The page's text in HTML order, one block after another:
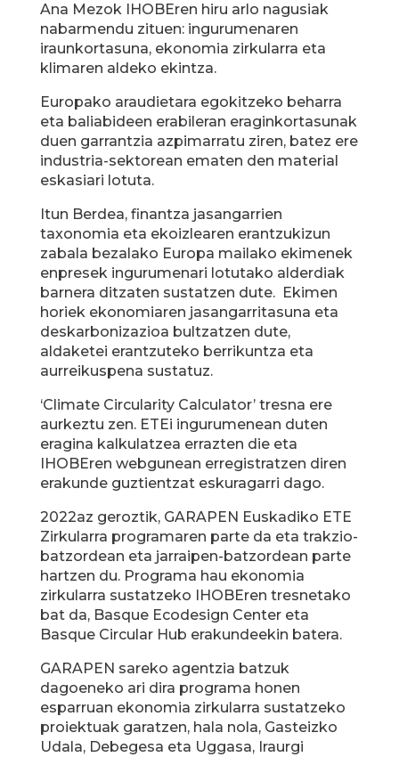
Ana Mezok IHOBEren hiru arlo nagusiak
nabarmendu zituen: ingurumenaren
iraunkortasuna, ekonomia zirkularra eta
klimaren aldeko ekintza.
Europako araudietara egokitzeko beharra
eta baliabideen erabileran eraginkortasunak
duen garrantzia azpimarratu ziren, batez ere
industria-sektorean ematen den material
eskasiari lotuta.
Itun Berdea, finantza jasangarrien
taxonomia eta ekoizlearen erantzukizun
zabala bezalako Europa mailako ekimenek
enpresek ingurumenari lotutako alderdiak
barnera ditzaten sustatzen dute. Ekimen
horiek ekonomiaren jasangarritasuna eta
deskarbonizazioa bultzatzen dute,
aldaketei erantzuteko berrikuntza eta
aurreikuspena sustatuz.
‘Climate Circularity Calculator’ tresna ere
aurkeztu zen. ETEi ingurumenean duten
eragina kalkulatzea errazten die eta
IHOBEren webgunean erregistratzen diren
erakunde guztientzat eskuragarri dago.
2022az geroztik, GARAPEN Euskadiko ETE
Zirkularra programaren parte da eta trakzio-
batzordean eta jarraipen-batzordean parte
hartzen du. Programa hau ekonomia
zirkularra sustatzeko IHOBEren tresnetako
bat da, Basque Ecodesign Center eta
Basque Circular Hub erakundeekin batera.
GARAPEN sareko agentzia batzuk
dagoeneko ari dira programa honen
esparruan ekonomia zirkularra sustatzeko
proiektuak garatzen, hala nola, Gasteizko
Udala, Debegesa eta Uggasa, Iraurgi